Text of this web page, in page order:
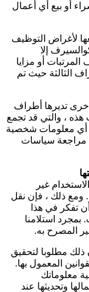
أو بيع أي أعمال
لأغراض التوظيف
إلا
أو مزايا
الثالثة حيث تم
تديرها أطراف
هذه ، والتي قد تجمع
أي معلومات شخصية
مراجعة سياسات
غير
ومع ذلك ، فإن نقل
تفكر في هذا
بمجرد استلامنا
المصرح به.
مطلوبا لتحقيق
المعمول بها.
معلوماتك
وتحديثها عند